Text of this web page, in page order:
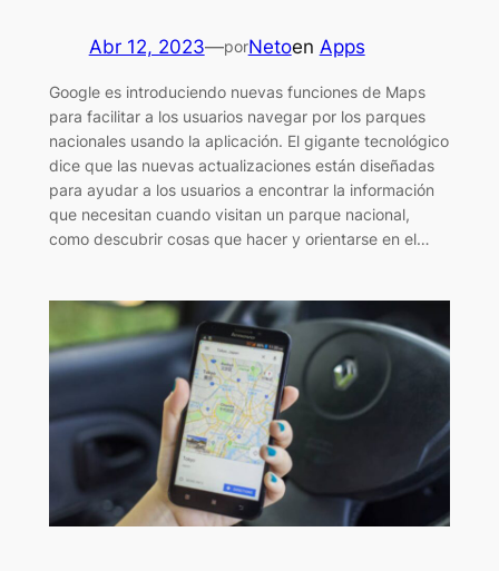
Abr 12, 2023—porNetoen Apps
Google es introduciendo nuevas funciones de Maps
para facilitar a los usuarios navegar por los parques
nacionales usando la aplicación. El gigante tecnológico
dice que las nuevas actualizaciones están diseñadas
para ayudar a los usuarios a encontrar la información
que necesitan cuando visitan un parque nacional,
como descubrir cosas que hacer y orientarse en el…